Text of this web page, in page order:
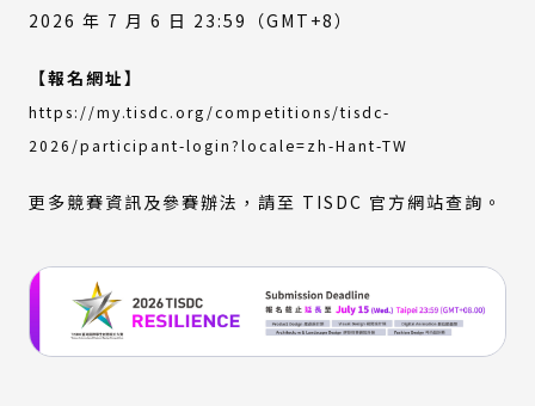
2026 年 7 月 6 日 23:59（GMT+8）
【報名網址】
https://my.tisdc.org/competitions/tisdc-
2026/participant-login?locale=zh-Hant-TW
連
更多競賽資訊及參賽辦法，請至 TISDC 官方網站查詢。